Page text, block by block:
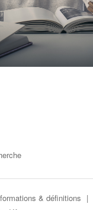
& définitions |